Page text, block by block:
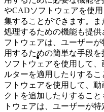
やCADソフトウェアを使
集することができます。
処理するための機能も提
フトウェアは、ユーザー
用するための簡単な手段
ソフトウェアを使用して
ルターを適用したりする
フトウェアを使用して、
クトを追加したりするこ
トウェアは、ユーザーが